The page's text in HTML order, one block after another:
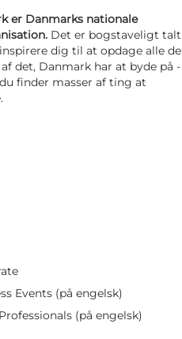
er Danmarks nationale
Det er bogstaveligt talt
dig til at opdage alle de
det, Danmark har at byde på -
finder masser af ting at
Events (på engelsk)
(på engelsk)